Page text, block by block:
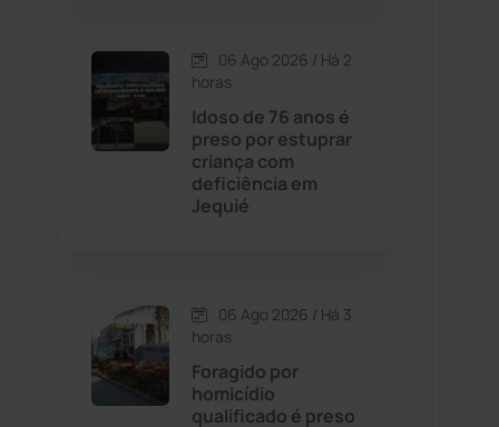
Cordeiros
Dom Basílio (391)
Esportes
(24)
06 Ago 2026 / Há 2
horas
Idoso de 76 anos é
preso por estuprar
criança com
deficiência em
Jequié
06 Ago 2026 / Há 3
horas
Foragido por
homicídio
qualificado é preso